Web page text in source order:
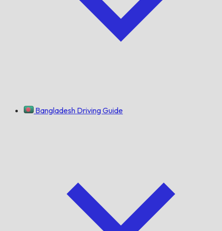
Bangladesh Driving Guide